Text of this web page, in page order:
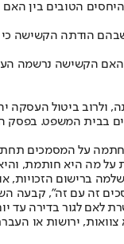
היחסים הטובים
הודתה הקשישה
הקשישה נרשמה
ביטול העסקה
בבית המשפט. בפסק
על המסמכים תחת
מה היא חותמת,
ברישום הזכויות,
זה עם זה",
לאם לגור בדירה עד
צוואות, ירושות או